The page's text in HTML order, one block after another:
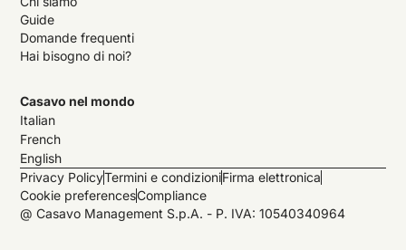
Guide
Domande frequenti
Hai bisogno di noi?
Casavo nel mondo
Italian
French
English
Privacy PolicyTermini e condizioniFirma elettronica
Cookie preferencesCompliance
@ Casavo Management S.p.A. - P. IVA: 10540340964